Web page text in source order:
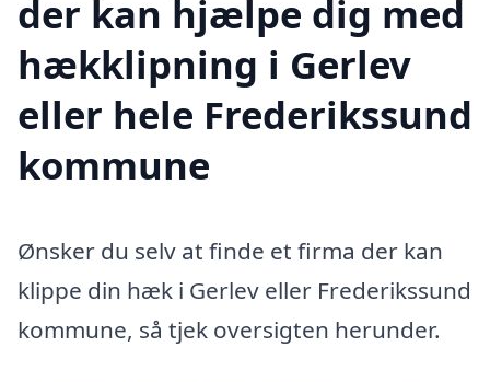
der kan hjælpe dig med
hækklipning i Gerlev
eller hele Frederikssund
kommune
Ønsker du selv at finde et firma der kan
klippe din hæk i Gerlev eller Frederikssund
kommune, så tjek oversigten herunder.